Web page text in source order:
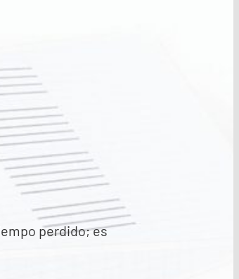
perdido; es